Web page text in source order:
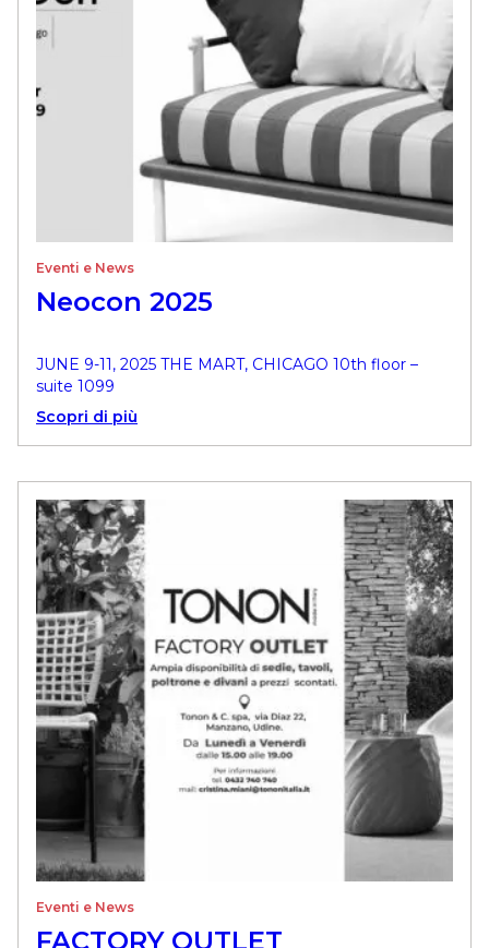
Eventi e News
Neocon 2025
JUNE 9-11, 2025 THE MART, CHICAGO 10th floor –
suite 1099
Scopri di più
Eventi e News
FACTORY OUTLET